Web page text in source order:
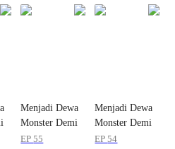
Menjadi Dewa
Monster Demi
Valkyrie
EP55
Menjadi Dewa
Monster Demi
Valkyrie
EP54